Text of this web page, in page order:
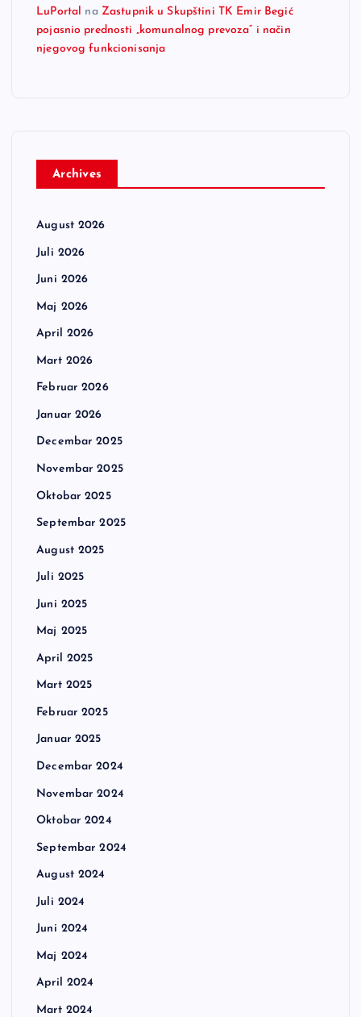
LuPortal na Zastupnik u Skupštini TK Emir Begić
pojasnio prednosti „komunalnog prevoza“ i način
njegovog funkcionisanja
Archives
August 2026
Juli 2026
Juni 2026
Maj 2026
April 2026
Mart 2026
Februar 2026
Januar 2026
Decembar 2025
Novembar 2025
Oktobar 2025
Septembar 2025
August 2025
Juli 2025
Juni 2025
Maj 2025
April 2025
Mart 2025
Februar 2025
Januar 2025
Decembar 2024
Novembar 2024
Oktobar 2024
Septembar 2024
August 2024
Juli 2024
Juni 2024
Maj 2024
April 2024
Mart 2024